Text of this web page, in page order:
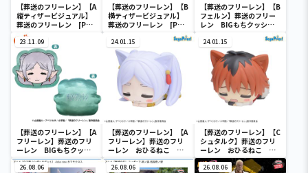
【葬送のフリーレン】【A
縦ティザービジュアル】
葬送のフリーレン [PM]
アートクッションVol.1
【葬送のフリーレン】【B
横ティザービジュアル】
葬送のフリーレン [PM]
【葬送のフリーレン】【B
フェルン】葬送のフリー
レン BIGもちクッショ
23.11.09
【葬送のフリーレン】【A
フリーレン】葬送のフリ
ーレン BIGもちクッシ
ョン
24.01.15
【葬送のフリーレン】【A
フリーレン】葬送のフリ
ーレン おひるねこ ミ
ニフィギュア（EX）
24.01.15
【葬送のフリーレン】【C
シュタルク】葬送のフリ
ーレン おひるねこ ミ
ニフィギュア（EX）
26.08.06 26.08.06 26.08.06